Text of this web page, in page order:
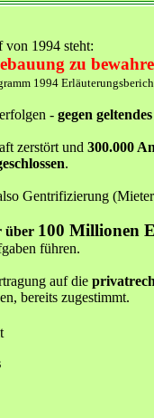
1994 steht:
zu
1994
- gegen
zerstört und 300.000
.
Gentrifizierung
über 100 Millionen
führen.
auf die
bereits zugestimmt.